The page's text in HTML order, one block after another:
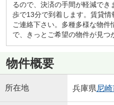
るので、決済の手間が軽減で
歩で13分で到着します。賃貸
ご連絡下さい。多種多様な物
で、きっとご希望の物件が見つ
物件概要
所在地 兵庫県尼